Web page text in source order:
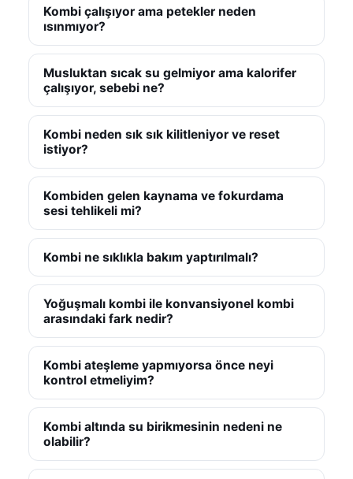
Kombi çalışıyor ama petekler neden
ısınmıyor?
Musluktan sıcak su gelmiyor ama kalorifer
çalışıyor, sebebi ne?
Kombi neden sık sık kilitleniyor ve reset
istiyor?
Kombiden gelen kaynama ve fokurdama
sesi tehlikeli mi?
Kombi ne sıklıkla bakım yaptırılmalı?
Yoğuşmalı kombi ile konvansiyonel kombi
arasındaki fark nedir?
Kombi ateşleme yapmıyorsa önce neyi
kontrol etmeliyim?
Kombi altında su birikmesinin nedeni ne
olabilir?